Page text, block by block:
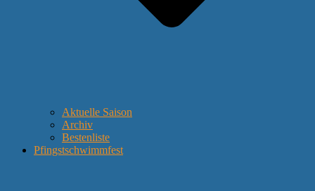
Aktuelle Saison
Archiv
Bestenliste
Pfingstschwimmfest